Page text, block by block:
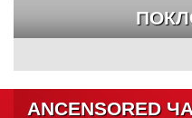
ANCENSORED